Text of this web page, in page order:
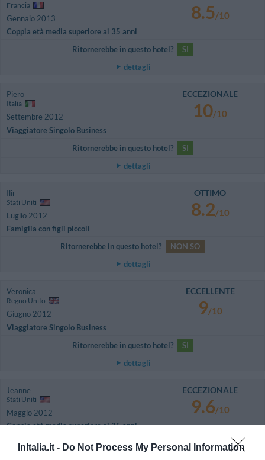
InItalia.it - Do Not Process My Personal Information
Francia
Gennaio 2013
Coppia età media superiore ai 35 anni
8.5/10
Ritornerebbe in questo hotel?
SI
dettagli
Piero
Italia
Settembre 2012
Viaggiatore Singolo Business
ECCEZIONALE
10/10
Ritornerebbe in questo hotel?
SI
dettagli
Ilir
Stati Uniti
Luglio 2012
Famiglia con figli piccoli
OTTIMO
8.2/10
Ritornerebbe in questo hotel?
NON SO
dettagli
Veronica
Regno Unito
Giugno 2012
Viaggiatore Singolo Business
ECCELLENTE
9/10
Ritornerebbe in questo hotel?
SI
dettagli
Jeanne
Stati Uniti
Maggio 2012
Coppia età media superiore ai 35 anni
ECCEZIONALE
9.6/10
Really impressed with the friendliness of the staff from front desk to
woman serving continental breakfast.